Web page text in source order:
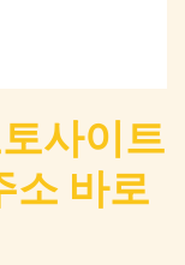
사이트
소 바로